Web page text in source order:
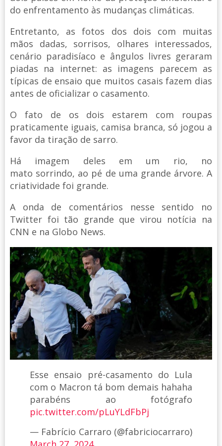
do enfrentamento às mudanças climáticas.
Entretanto, as fotos dos dois com muitas
mãos dadas, sorrisos, olhares interessados,
cenário paradisíaco e ângulos livres geraram
piadas na internet: as imagens parecem as
típicas de ensaio que muitos casais fazem dias
antes de oficializar o casamento.
O fato de os dois estarem com roupas
praticamente iguais, camisa branca, só jogou a
favor da tiração de sarro.
Há imagem deles em um rio, no
mato sorrindo, ao pé de uma grande árvore. A
criatividade foi grande.
A onda de comentários nesse sentido no
Twitter foi tão grande que virou notícia na
CNN e na Globo News.
Esse ensaio pré-casamento do Lula
com o Macron tá bom demais hahaha
parabéns ao fotógrafo
pic.twitter.com/pLuYLdFbPj
— Fabrício Carraro (@fabriciocarraro)